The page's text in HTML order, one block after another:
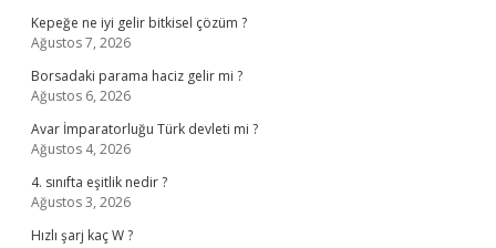
Kepeğe ne iyi gelir bitkisel çözüm ?
Ağustos 7, 2026
Borsadaki parama haciz gelir mi ?
Ağustos 6, 2026
Avar İmparatorluğu Türk devleti mi ?
Ağustos 4, 2026
4. sınıfta eşitlik nedir ?
Ağustos 3, 2026
Hızlı şarj kaç W ?